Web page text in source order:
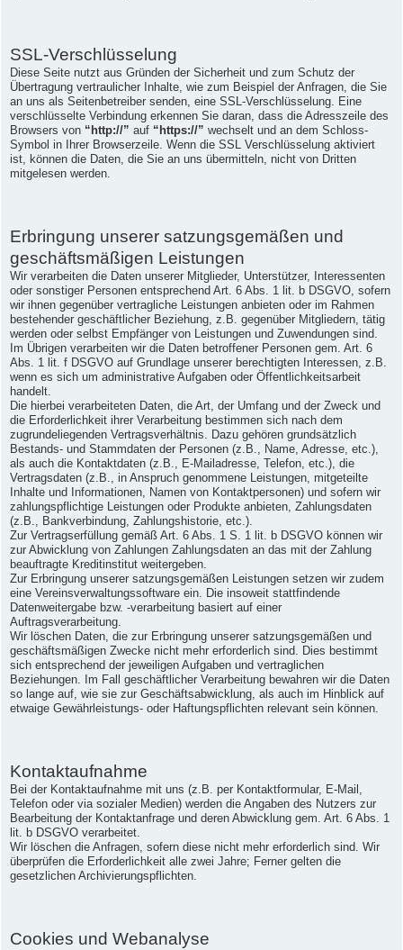
SSL-Verschlüsselung
Diese Seite nutzt aus Gründen der Sicherheit und zum Schutz der
Übertragung vertraulicher Inhalte, wie zum Beispiel der Anfragen, die Sie
an uns als Seitenbetreiber senden, eine SSL-Verschlüsselung. Eine
verschlüsselte Verbindung erkennen Sie daran, dass die Adresszeile des
Browsers von “http://” auf “https://” wechselt und an dem Schloss-
Symbol in Ihrer Browserzeile. Wenn die SSL Verschlüsselung aktiviert
ist, können die Daten, die Sie an uns übermitteln, nicht von Dritten
mitgelesen werden.
Erbringung unserer satzungsgemäßen und
geschäftsmäßigen Leistungen
Wir verarbeiten die Daten unserer Mitglieder, Unterstützer, Interessenten
oder sonstiger Personen entsprechend Art. 6 Abs. 1 lit. b DSGVO, sofern
wir ihnen gegenüber vertragliche Leistungen anbieten oder im Rahmen
bestehender geschäftlicher Beziehung, z.B. gegenüber Mitgliedern, tätig
werden oder selbst Empfänger von Leistungen und Zuwendungen sind.
Im Übrigen verarbeiten wir die Daten betroffener Personen gem. Art. 6
Abs. 1 lit. f DSGVO auf Grundlage unserer berechtigten Interessen, z.B.
wenn es sich um administrative Aufgaben oder Öffentlichkeitsarbeit
handelt.
Die hierbei verarbeiteten Daten, die Art, der Umfang und der Zweck und
die Erforderlichkeit ihrer Verarbeitung bestimmen sich nach dem
zugrundeliegenden Vertragsverhältnis. Dazu gehören grundsätzlich
Bestands- und Stammdaten der Personen (z.B., Name, Adresse, etc.),
als auch die Kontaktdaten (z.B., E-Mailadresse, Telefon, etc.), die
Vertragsdaten (z.B., in Anspruch genommene Leistungen, mitgeteilte
Inhalte und Informationen, Namen von Kontaktpersonen) und sofern wir
zahlungspflichtige Leistungen oder Produkte anbieten, Zahlungsdaten
(z.B., Bankverbindung, Zahlungshistorie, etc.).
Zur Vertragserfüllung gemäß Art. 6 Abs. 1 S. 1 lit. b DSGVO können wir
zur Abwicklung von Zahlungen Zahlungsdaten an das mit der Zahlung
beauftragte Kreditinstitut weitergeben.
Zur Erbringung unserer satzungsgemäßen Leistungen setzen wir zudem
eine Vereinsverwaltungssoftware ein. Die insoweit stattfindende
Datenweitergabe bzw. -verarbeitung basiert auf einer
Auftragsverarbeitung.
Wir löschen Daten, die zur Erbringung unserer satzungsgemäßen und
geschäftsmäßigen Zwecke nicht mehr erforderlich sind. Dies bestimmt
sich entsprechend der jeweiligen Aufgaben und vertraglichen
Beziehungen. Im Fall geschäftlicher Verarbeitung bewahren wir die Daten
so lange auf, wie sie zur Geschäftsabwicklung, als auch im Hinblick auf
etwaige Gewährleistungs- oder Haftungspflichten relevant sein können.
Kontaktaufnahme
Bei der Kontaktaufnahme mit uns (z.B. per Kontaktformular, E-Mail,
Telefon oder via sozialer Medien) werden die Angaben des Nutzers zur
Bearbeitung der Kontaktanfrage und deren Abwicklung gem. Art. 6 Abs. 1
lit. b DSGVO verarbeitet.
Wir löschen die Anfragen, sofern diese nicht mehr erforderlich sind. Wir
überprüfen die Erforderlichkeit alle zwei Jahre; Ferner gelten die
gesetzlichen Archivierungspflichten.
Cookies und Webanalyse